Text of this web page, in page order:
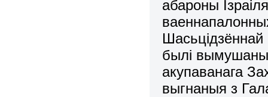
абароны
былі
акупаванага
выгнаныя з